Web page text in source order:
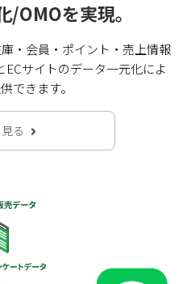
/OMOを実現。
・会員・ポイント・売上情報
サイトのデータ一元化によ
できます。
る